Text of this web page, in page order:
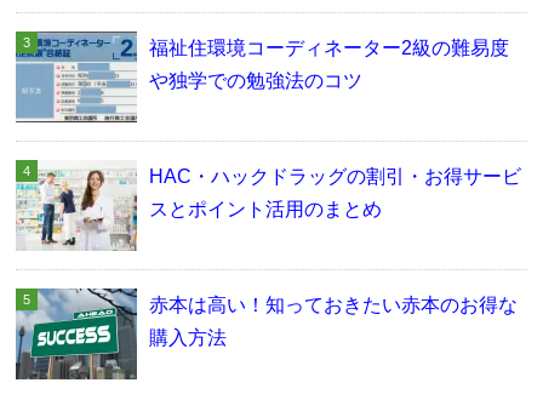
福祉住環境コーディネーター2級の難易度
や独学での勉強法のコツ
HAC・ハックドラッグの割引・お得サービ
スとポイント活用のまとめ
赤本は高い！知っておきたい赤本のお得な
購入方法